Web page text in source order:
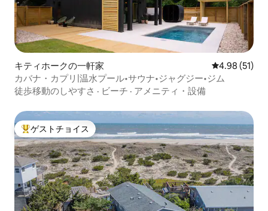
キティホークの一軒家 レビュー51
4.98 (51)
カバナ・カプリ|温水プール•サウナ•ジャグジー•ジム
徒歩移動のしやすさ · ビーチ · アメニティ・設備
大好評のゲストチョイスです。
ゲストチョイス